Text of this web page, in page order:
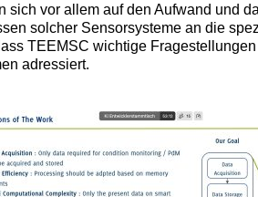
sich vor allem auf den Aufwand und
solcher Sensorsysteme an die
TEEMSC wichtige
adressiert.